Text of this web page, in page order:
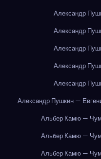
Александр
Александр
Александр
Александр
Александр
Александр Пушкин —
Альбер Камю —
Альбер Камю —
Альбер Камю —